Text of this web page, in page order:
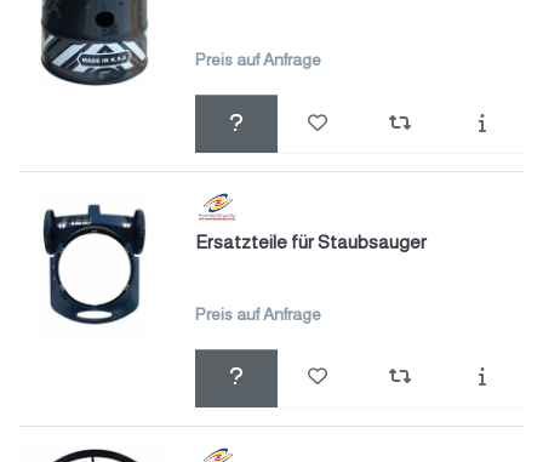
Preis auf Anfrage
Ersatzteile für Staubsauger
Preis auf Anfrage